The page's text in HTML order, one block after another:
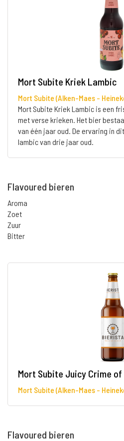
Mort Subite Kriek Lambic
Mort Subite (Alken-Maes -
Mort Subite Kriek Lambic is een
met verse krieken. Het bier
van één jaar oud. De ervaring in
lambic van drie jaar oud.
Flavoured bieren
Aroma
Zoet
Zuur
Bitter
Mort Subite Juicy Crime of
Mort Subite (Alken-Maes -
Flavoured bieren